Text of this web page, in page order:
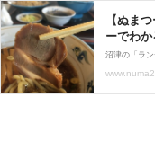
【ぬま
ーでわ
沼津つー